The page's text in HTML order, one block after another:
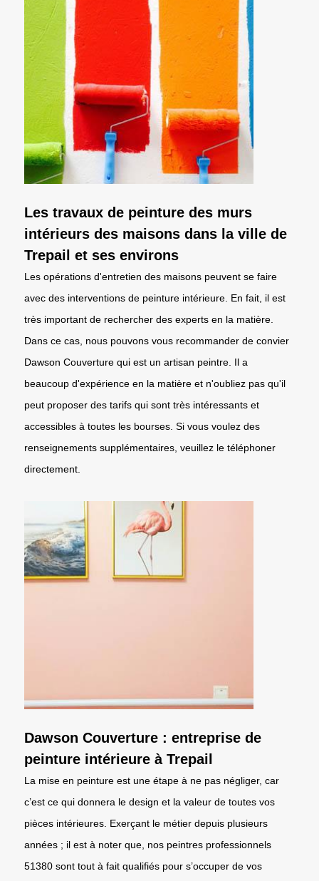
Les travaux de peinture des murs
intérieurs des maisons dans la ville de
Trepail et ses environs
Les opérations d'entretien des maisons peuvent se faire
avec des interventions de peinture intérieure. En fait, il est
très important de rechercher des experts en la matière.
Dans ce cas, nous pouvons vous recommander de convier
Dawson Couverture qui est un artisan peintre. Il a
beaucoup d'expérience en la matière et n'oubliez pas qu'il
peut proposer des tarifs qui sont très intéressants et
accessibles à toutes les bourses. Si vous voulez des
renseignements supplémentaires, veuillez le téléphoner
directement.
Dawson Couverture : entreprise de
peinture intérieure à Trepail
La mise en peinture est une étape à ne pas négliger, car
c’est ce qui donnera le design et la valeur de toutes vos
pièces intérieures. Exerçant le métier depuis plusieurs
années ; il est à noter que, nos peintres professionnels
51380 sont tout à fait qualifiés pour s’occuper de vos